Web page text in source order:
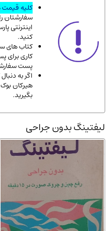
فلسفه و جامعه شناسی(151)
ادبیات و شعر
ادیان و مذاهب
دانشگاهی و آموزشی
اقتصادی، بازاریابی و مالی(56)
پزشکی(140)
کامپیوتر و نرم افزار(13)
ورزشی و تربیت بدنی(34)
آشپزی و خوراکی
سرگرمی و بازی (7)
رمان و داستان خارجی(489)
حقوقی و قانون(47)
کلیه قیمت
سفارشتان
اینترنتی
کنید.
پست
اگر به
هیرکان
بگیرید.
لیفتینگ بدون جراحی